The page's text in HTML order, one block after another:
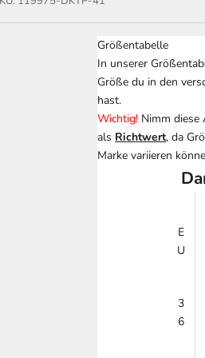
Größentabelle
In unserer
Größe du in den
hast.
Wichtig! Nimm diese
als Richtwert, da
Marke variieren
E
U
3
6